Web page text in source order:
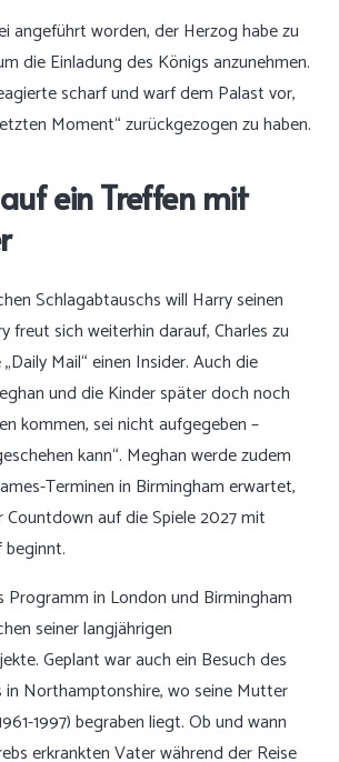
angeführt worden, der Herzog habe zu
die Einladung des Königs anzunehmen.
scharf und warf dem Palast vor,
Moment“ zurückgezogen zu haben.
ein Treffen mit
Schlagabtauschs will Harry seinen
freut sich weiterhin darauf, Charles zu
Mail“ einen Insider. Auch die
und die Kinder später doch noch
kommen, sei nicht aufgegeben –
kann“. Meghan werde zudem
Terminen in Birmingham erwartet,
auf die Spiele 2027 mit
beginnt.
Programm in London und Birmingham
seiner langjährigen
Geplant war auch ein Besuch des
in Northamptonshire, wo seine Mutter
1997) begraben liegt. Ob und wann
erkrankten Vater während der Reise